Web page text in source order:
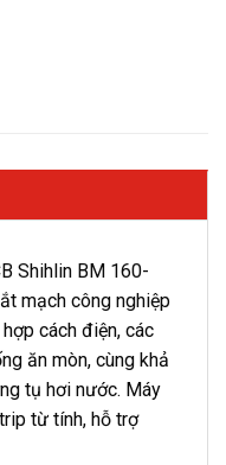
Shihlin BM 160-
mạch công nghiệp
cách điện, các
ăn mòn, cùng khả
tụ hơi nước. Máy
từ tính, hỗ trợ